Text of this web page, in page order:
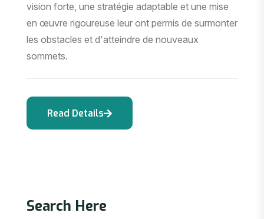
vision forte, une stratégie adaptable et une mise
en œuvre rigoureuse leur ont permis de surmonter
les obstacles et d'atteindre de nouveaux
sommets.
Search Here